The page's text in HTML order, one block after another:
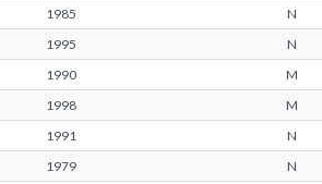
1985 N
1995 N
1990 M
1998 M
1991 N
1979 N